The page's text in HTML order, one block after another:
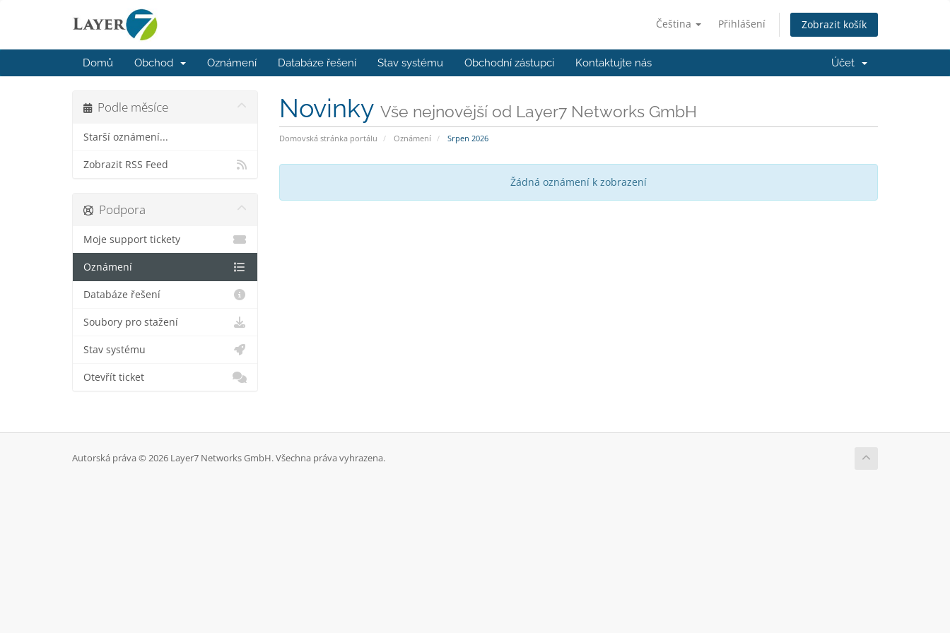
Čeština Přihlášení Zobrazit košík
Domů Obchod Oznámení Databáze řešení Stav systému Obchodní zástupci Kontaktujte nás Účet
Novinky Vše nejnovější od Layer7 Networks GmbH
Domovská stránka portálu Oznámení Srpen 2026
Podle měsíce
Starší oznámení...
Zobrazit RSS Feed
Žádná oznámení k zobrazení
Podpora
Moje support tickety
Oznámení
Databáze řešení
Soubory pro stažení
Stav systému
Otevřít ticket
Autorská práva © 2026 Layer7 Networks GmbH. Všechna práva vyhrazena.